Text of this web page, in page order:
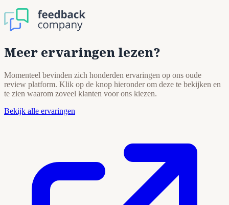
Meer ervaringen lezen?
Momenteel bevinden zich honderden ervaringen op ons oude
review platform. Klik op de knop hieronder om deze te bekijken en
te zien waarom zoveel klanten voor ons kiezen.
Bekijk alle ervaringen